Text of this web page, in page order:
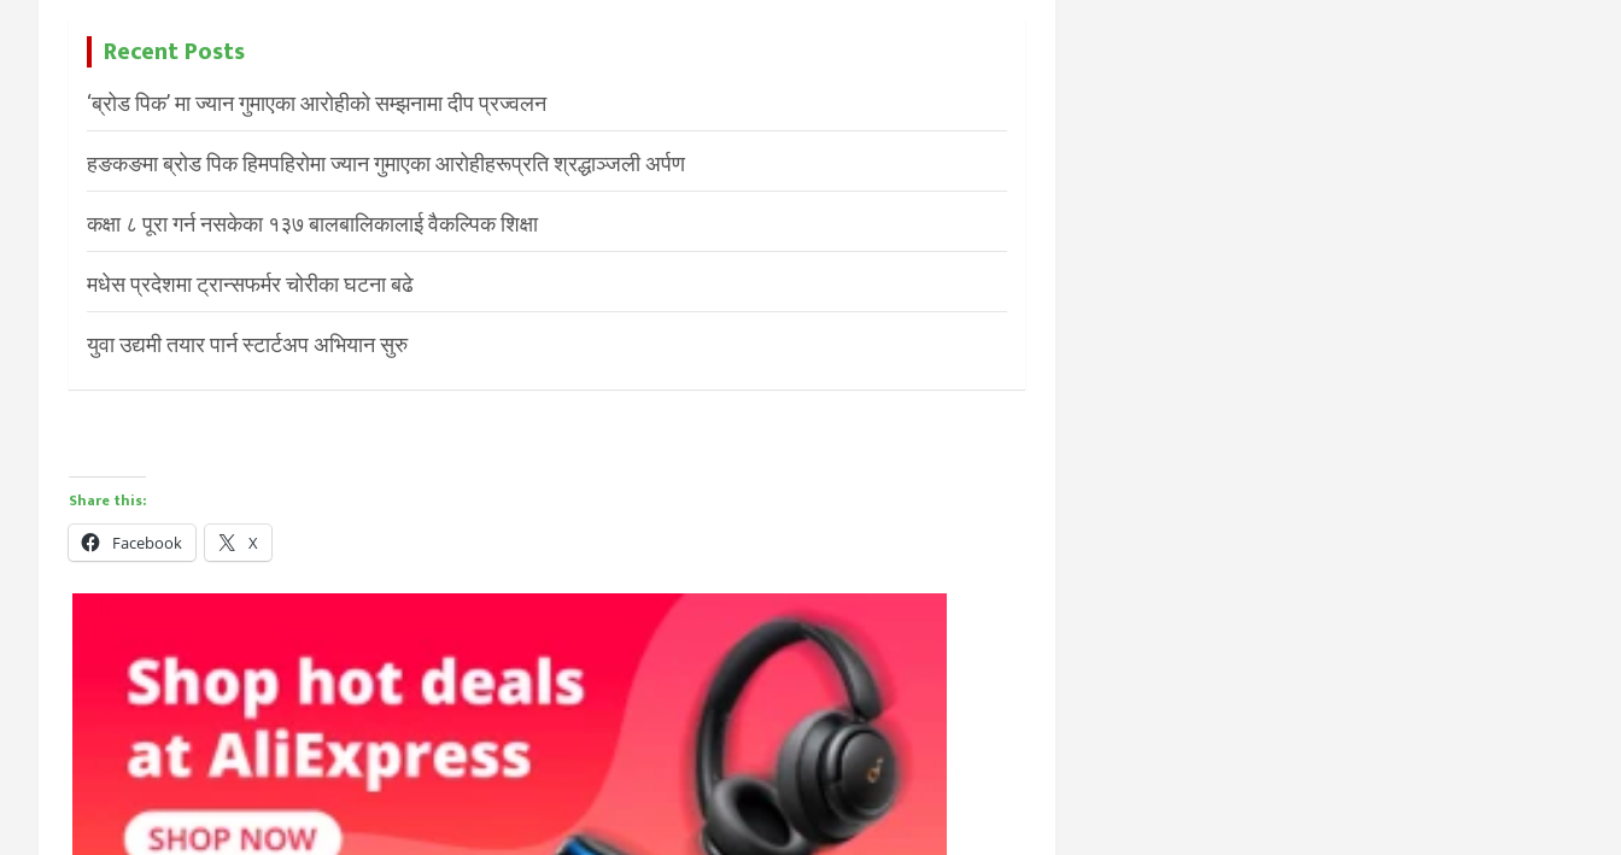
Recent Posts
‘ब्रोड पिक’ मा ज्यान गुमाएका आरोहीको सम्झनामा दीप प्रज्वलन
हङकङमा ब्रोड पिक हिमपहिरोमा ज्यान गुमाएका आरोहीहरूप्रति श्रद्धाञ्जली अर्पण
कक्षा ८ पूरा गर्न नसकेका १३७ बालबालिकालाई वैकल्पिक शिक्षा
मधेस प्रदेशमा ट्रान्सफर्मर चोरीका घटना बढे
युवा उद्यमी तयार पार्न स्टार्टअप अभियान सुरु
Share this:
Facebook X